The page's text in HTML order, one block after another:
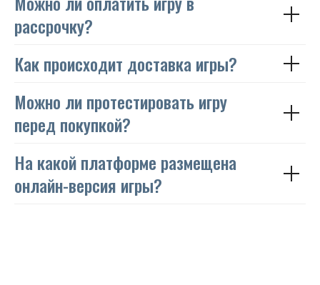
рассрочку?
Как происходит доставка игры?
Можно ли протестировать игру
перед покупкой?
На какой платформе размещена
онлайн-версия игры?